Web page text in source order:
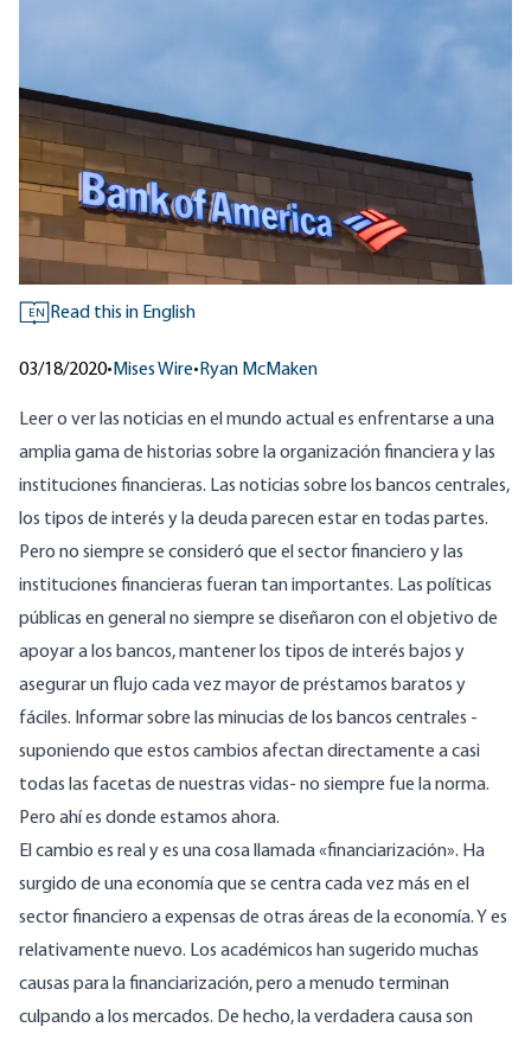
EN Read this in English
03/18/2020• Mises Wire• Ryan McMaken
Leer o ver las noticias en el mundo actual es enfrentarse a una
amplia gama de historias sobre la organización financiera y las
instituciones financieras. Las noticias sobre los bancos centrales,
los tipos de interés y la deuda parecen estar en todas partes.
Pero no siempre se consideró que el sector financiero y las
instituciones financieras fueran tan importantes. Las políticas
públicas en general no siempre se diseñaron con el objetivo de
apoyar a los bancos, mantener los tipos de interés bajos y
asegurar un flujo cada vez mayor de préstamos baratos y
fáciles. Informar sobre las minucias de los bancos centrales -
suponiendo que estos cambios afectan directamente a casi
todas las facetas de nuestras vidas- no siempre fue la norma.
Pero ahí es donde estamos ahora.
El cambio es real y es una cosa llamada «financiarización». Ha
surgido de una economía que se centra cada vez más en el
sector financiero a expensas de otras áreas de la economía. Y es
relativamente nuevo. Los académicos han sugerido muchas
causas para la financiarización, pero a menudo terminan
culpando a los mercados. De hecho, la verdadera causa son